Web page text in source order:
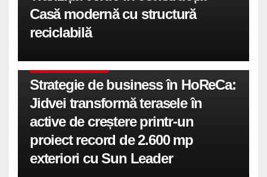
Casă modernă cu structură
reciclabilă
Strategie de business în HoReCa:
Jidvei transformă terasele în
active de creștere printr-un
proiect record de 2.600 mp
exteriori cu Sun Leader